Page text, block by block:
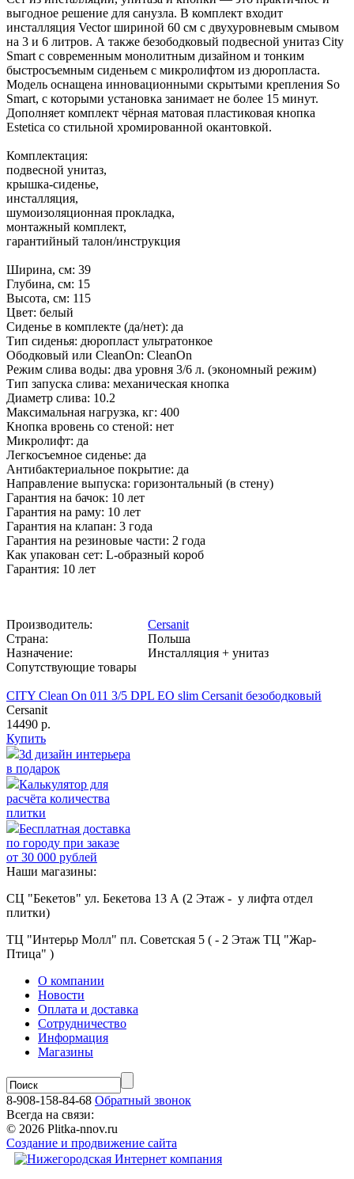
выгодное решение для санузла. В комплект входит
инсталляция Vector шириной 60 см с двухуровневым смывом
на 3 и 6 литров. А также безободковый подвесной унитаз City
Smart с современным монолитным дизайном и тонким
быстросъемным сиденьем с микролифтом из дюропласта.
Модель оснащена инновационными скрытыми крепления So
Smart, с которыми установка занимает не более 15 минут.
Дополняет комплект чёрная матовая пластиковая кнопка
Estetica со стильной хромированной окантовкой.
Комплектация:
подвесной унитаз,
крышка-сиденье,
инсталляция,
шумоизоляционная прокладка,
монтажный комплект,
гарантийный талон/инструкция
Ширина, см: 39
Глубина, см: 15
Высота, см: 115
Цвет: белый
Сиденье в комплекте (да/нет): да
Тип сиденья: дюропласт ультратонкое
Ободковый или CleanOn: CleanOn
Режим слива воды: два уровня 3/6 л. (экономный режим)
Тип запуска слива: механическая кнопка
Диаметр слива: 10.2
Максимальная нагрузка, кг: 400
Кнопка вровень со стеной: нет
Микролифт: да
Легкосъемное сиденье: да
Антибактериальное покрытие: да
Направление выпуска: горизонтальный (в стену)
Гарантия на бачок: 10 лет
Гарантия на раму: 10 лет
Гарантия на клапан: 3 года
Гарантия на резиновые части: 2 года
Как упакован сет: L-образный короб
Гарантия: 10 лет
Производитель:
Cersanit
Страна:
Польша
Назначение:
Инсталляция + унитаз
Сопутствующие товары
CITY Clean On 011 3/5 DPL EO slim Cersanit безободковый
Cersanit
14490 р.
Купить
3d дизайн интерьера
в подарок
Калькулятор для
расчёта количества
плитки
Бесплатная доставка
по городу при заказе
от 30 000 рублей
Наши магазины:
СЦ "Бекетов" ул. Бекетова 13 А (2 Этаж - у лифта отдел
плитки)
ТЦ "Интерьр Молл" пл. Советская 5 ( - 2 Этаж ТЦ "Жар-
Птица" )
О компании
Новости
Оплата и доставка
Сотрудничество
Информация
Магазины
8-908-158-84-68 Обратный звонок
Всегда на связи:
© 2026 Plitka-nnov.ru
Создание и продвижение сайта